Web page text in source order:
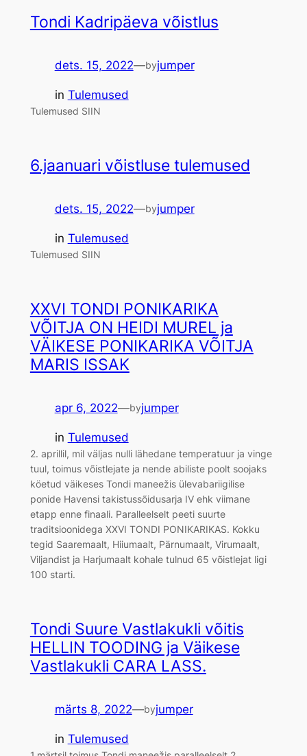
Tondi Kadripäeva võistlus
dets. 15, 2022—byjumper
in Tulemused
Tulemused SIIN
6.jaanuari võistluse tulemused
dets. 15, 2022—byjumper
in Tulemused
Tulemused SIIN
XXVI TONDI PONIKARIKA
VÕITJA ON HEIDI MUREL ja
VÄIKESE PONIKARIKA VÕITJA
MARIS ISSAK
apr 6, 2022—byjumper
in Tulemused
2. aprillil, mil väljas nulli lähedane temperatuur ja vinge
tuul, toimus võistlejate ja nende abiliste poolt soojaks
köetud väikeses Tondi maneežis ülevabariigilise
ponide Havensi takistussõidusarja IV ehk viimane
etapp enne finaali. Paralleelselt peeti suurte
traditsioonidega XXVI TONDI PONIKARIKAS. Kokku
tegid Saaremaalt, Hiiumaalt, Pärnumaalt, Virumaalt,
Viljandist ja Harjumaalt kohale tulnud 65 võistlejat ligi
100 starti.
Tondi Suure Vastlakukli võitis
HELLIN TOODING ja Väikese
Vastlakukli CARA LASS.
märts 8, 2022—byjumper
in Tulemused